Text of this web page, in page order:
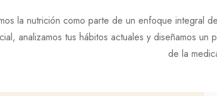
la nutrición como parte de un enfoque integral
analizamos tus hábitos actuales y diseñamos
de la